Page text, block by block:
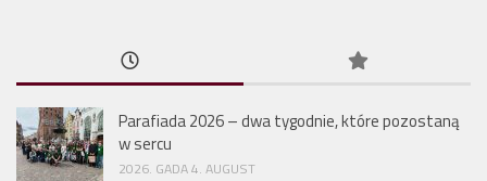
Parafiada 2026 – dwa tygodnie, które pozostaną
w sercu
2026. GADA 4. AUGUST